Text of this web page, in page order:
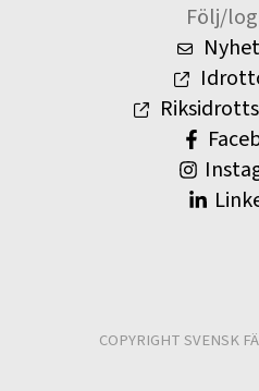
Följ/
COPYRIGHT SVENSK